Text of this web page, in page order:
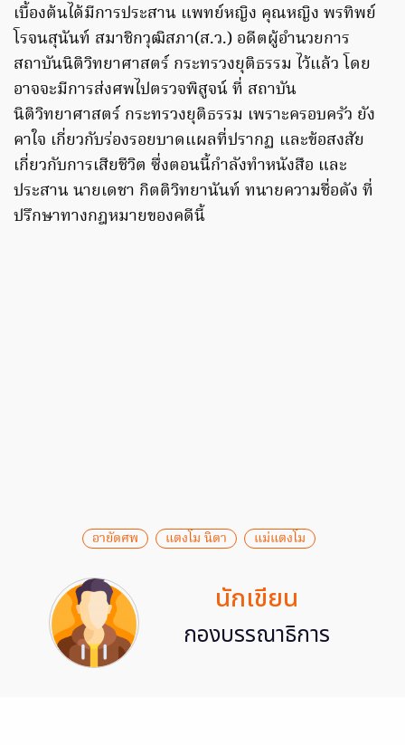
เบื้องต้นได้มีการประสาน แพทย์หญิง คุณหญิง พรทิพย์
โรจนสุนันท์ สมาชิกวุฒิสภา(ส.ว.) อดีตผู้อำนวยการ
สถาบันนิติวิทยาศาสตร์ กระทรวงยุติธรรม ไว้แล้ว โดย
อาจจะมีการส่งศพไปตรวจพิสูจน์ ที่ สถาบัน
นิติวิทยาศาสตร์ กระทรวงยุติธรรม เพราะครอบครัว ยัง
คาใจ เกี่ยวกับร่องรอยบาดแผลที่ปรากฏ และข้อสงสัย
เกี่ยวกับการเสียชีวิต ซึ่งตอนนี้กำลังทำหนังสือ และ
ประสาน นายเดชา กิตติวิทยานันท์ ทนายความชื่อดัง ที่
ปรึกษาทางกฎหมายของคดีนี้
อายัดศพ แตงโม นิดา แม่แตงโม
นักเขียน
กองบรรณาธิการ